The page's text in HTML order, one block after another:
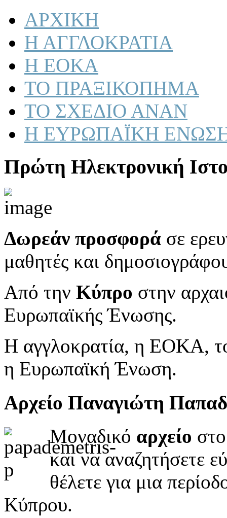
ΑΡΧΙΚΗ
Η ΑΓΓΛΟΚΡΑΤΙΑ
Η ΕΟΚΑ
ΤΟ ΠΡΑΞΙΚΟΠΗΜΑ
ΤΟ ΣΧΕΔΙΟ ΑΝΑΝ
Η ΕΥΡΩΠΑΪΚΗ
Πρώτη Ηλεκτρονική
Δωρεάν προσφορά σε
μαθητές και
Από την Κύπρο στην
Ευρωπαϊκής Ένωσης.
Η αγγλοκρατία, η ΕΟΚΑ,
η Ευρωπαϊκή Ένωση.
Αρχείο Παναγιώτη
Μοναδικό αρχείο
και να αναζητήσετε
θέλετε για μια
Κύπρου.